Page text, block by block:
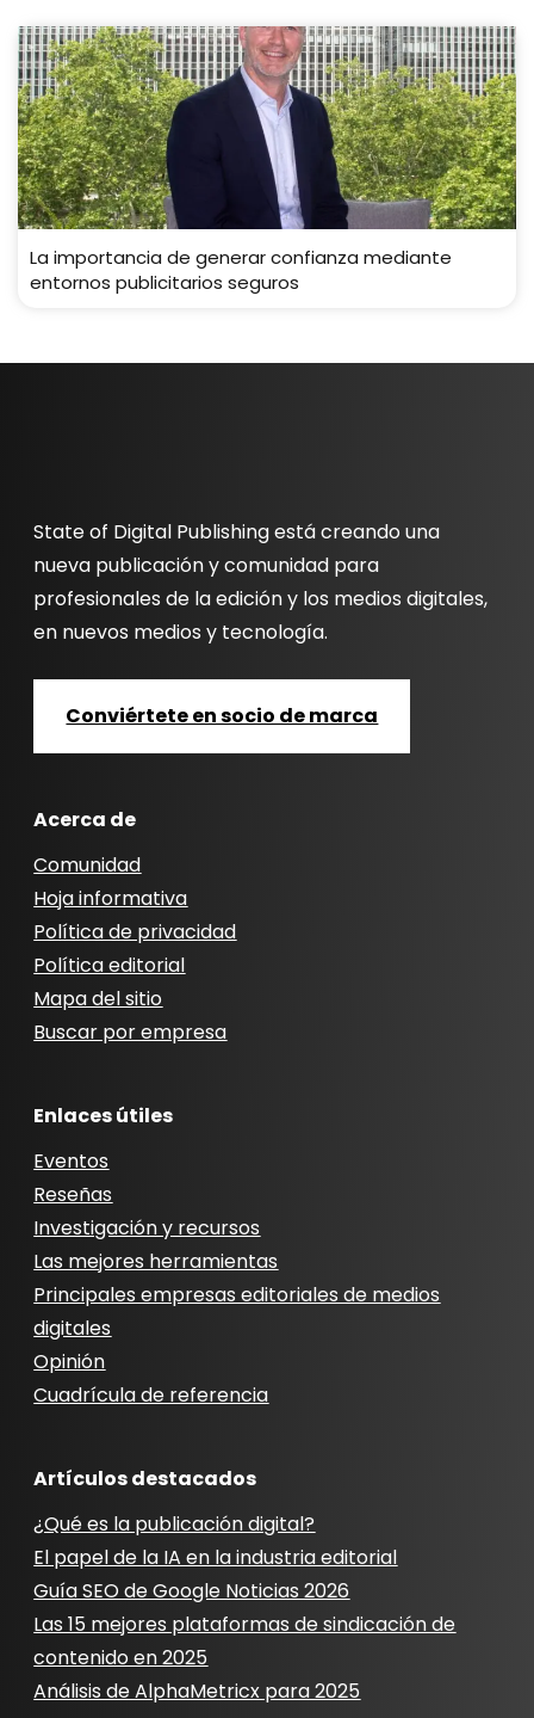
La importancia de generar confianza mediante
entornos publicitarios seguros
State of Digital Publishing está creando una
nueva publicación y comunidad para
profesionales de la edición y los medios digitales,
en nuevos medios y tecnología.
Conviértete en socio de marca
Acerca de
Comunidad
Hoja informativa
Política de privacidad
Política editorial
Mapa del sitio
Buscar por empresa
Enlaces útiles
Eventos
Reseñas
Investigación y recursos
Las mejores herramientas
Principales empresas editoriales de medios
digitales
Opinión
Cuadrícula de referencia
Artículos destacados
¿Qué es la publicación digital?
El papel de la IA en la industria editorial
Guía SEO de Google Noticias 2026
Las 15 mejores plataformas de sindicación de
contenido en 2025
Análisis de AlphaMetricx para 2025